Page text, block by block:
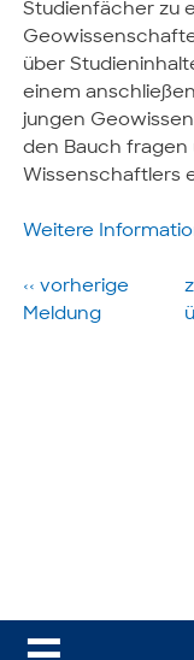
Studienfächer zu
über
einem
jungen
den Bauch fragen
Wissenschaftlers
Weitere
‹‹ vorherige
Meldung